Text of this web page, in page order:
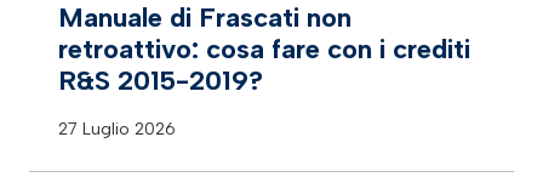
Manuale di Frascati non
retroattivo: cosa fare con i crediti
R&S 2015-2019?
27 Luglio 2026